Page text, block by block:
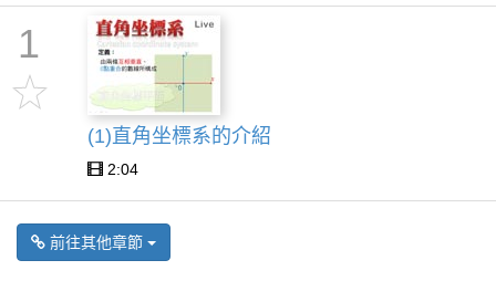
1
(1)直角坐標系的介紹
2:04
前往其他章節